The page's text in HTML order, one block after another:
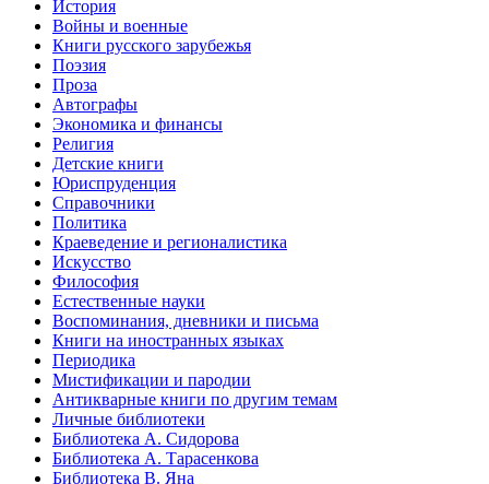
История
Войны и военные
Книги русского зарубежья
Поэзия
Проза
Автографы
Экономика и финансы
Религия
Детские книги
Юриспруденция
Справочники
Политика
Краеведение и регионалистика
Искусство
Философия
Естественные науки
Воспоминания, дневники и письма
Книги на иностранных языках
Периодика
Мистификации и пародии
Антикварные книги по другим темам
Личные библиотеки
Библиотека А. Сидорова
Библиотека А. Тарасенкова
Библиотека В. Яна